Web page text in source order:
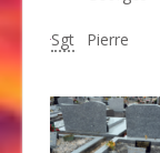
Sgt Pierre